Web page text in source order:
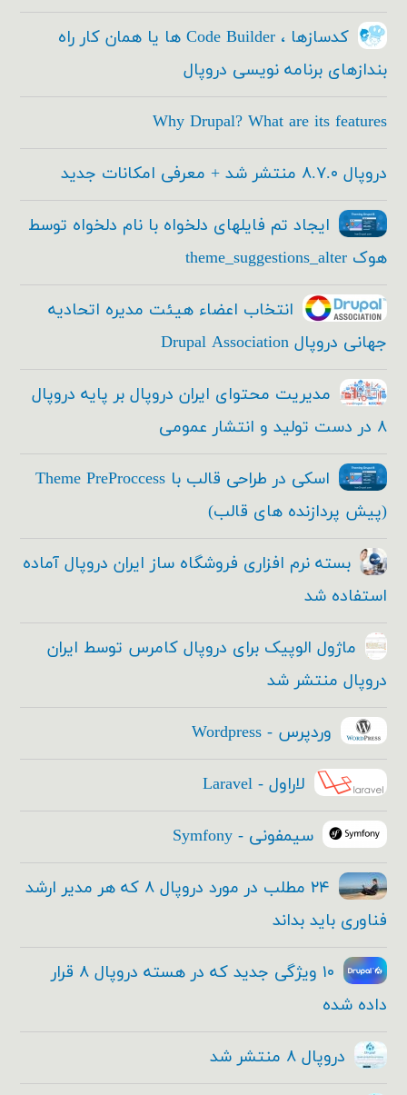
کدسازها ، Code Builder ها یا همان کار راه
بندازهای برنامه نویسی دروپال
Why Drupal? What are its features
دروپال ۸.۷.۰ منتشر شد + معرفی امکانات جدید
ایجاد تم فایلهای دلخواه با نام دلخواه توسط
هوک theme_suggestions_alter
انتخاب اعضاء هیئت مدیره اتحادیه
جهانی دروپال Drupal Association
مدیریت محتوای ایران دروپال بر پایه دروپال
۸ در دست تولید و انتشار عمومی
اسکی در طراحی قالب با Theme PreProccess
(پیش پردازنده های قالب)
بسته نرم افزاری فروشگاه ساز ایران دروپال آماده
استفاده شد
ماژول الوپیک برای دروپال کامرس توسط ایران
دروپال منتشر شد
وردپرس - Wordpress
لاراول - Laravel
سیمفونی - Symfony
۲۴ مطلب در مورد دروپال ۸ که هر مدیر ارشد
فناوری باید بداند
۱۰ ویژگی جدید که در هسته دروپال ۸ قرار
داده شده
دروپال ۸ منتشر شد